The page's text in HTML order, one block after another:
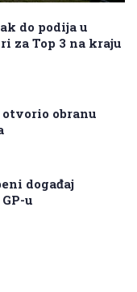
do podija u
za Top 3 na kraju
otvorio obranu
događaj
u